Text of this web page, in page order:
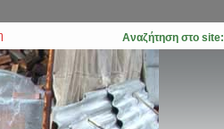
Αναζήτηση στο site: